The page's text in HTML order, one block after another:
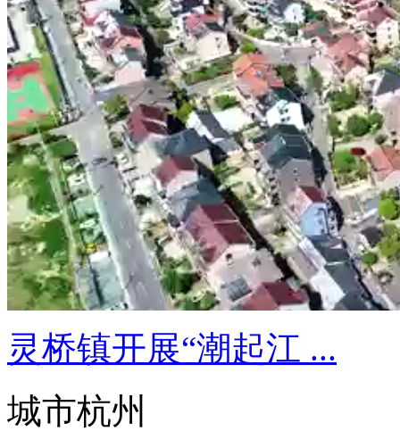
灵桥镇开展“潮起江 ...
城市杭州